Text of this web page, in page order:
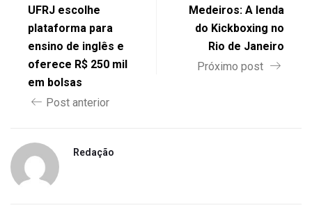
UFRJ escolhe
plataforma para
ensino de inglês e
oferece R$ 250 mil
em bolsas
Post anterior
Medeiros: A lenda
do Kickboxing no
Rio de Janeiro
Próximo post
Redação